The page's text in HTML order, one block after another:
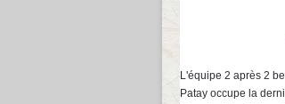
L'équipe 2 après 2
Patay occupe la